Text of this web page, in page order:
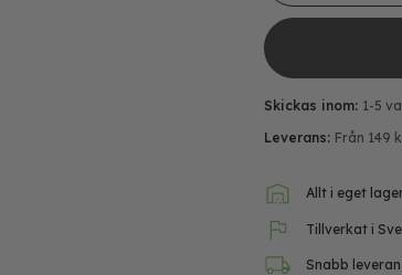
Skickas inom: 1-5
Leverans: Från 149
Allt i eget
Tillverkat i
Snabb